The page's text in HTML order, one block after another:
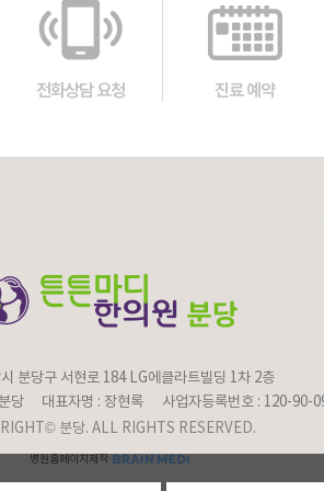
전화상담 요청 진료 예약
분당구 서현로 184 LG에클라트빌딩 1차 2층
당
대표자명 : 장현록
사업자등록번호 : 120-90-
분당. ALL RIGHTS RESERVED.
병원홈페이지제작